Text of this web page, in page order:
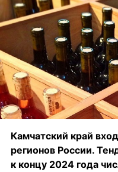
Камчатский край
регионов России.
к концу 2024 года